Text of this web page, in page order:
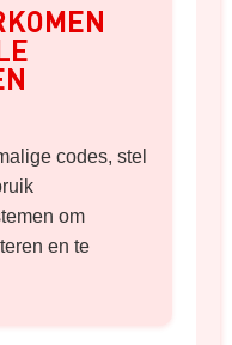
codes, stel
om
en te